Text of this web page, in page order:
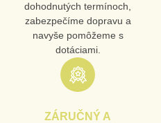
dohodnutých termínoch,
zabezpečíme dopravu a
navyše pomôžeme s
dotáciami.
ZÁRUČNÝ A